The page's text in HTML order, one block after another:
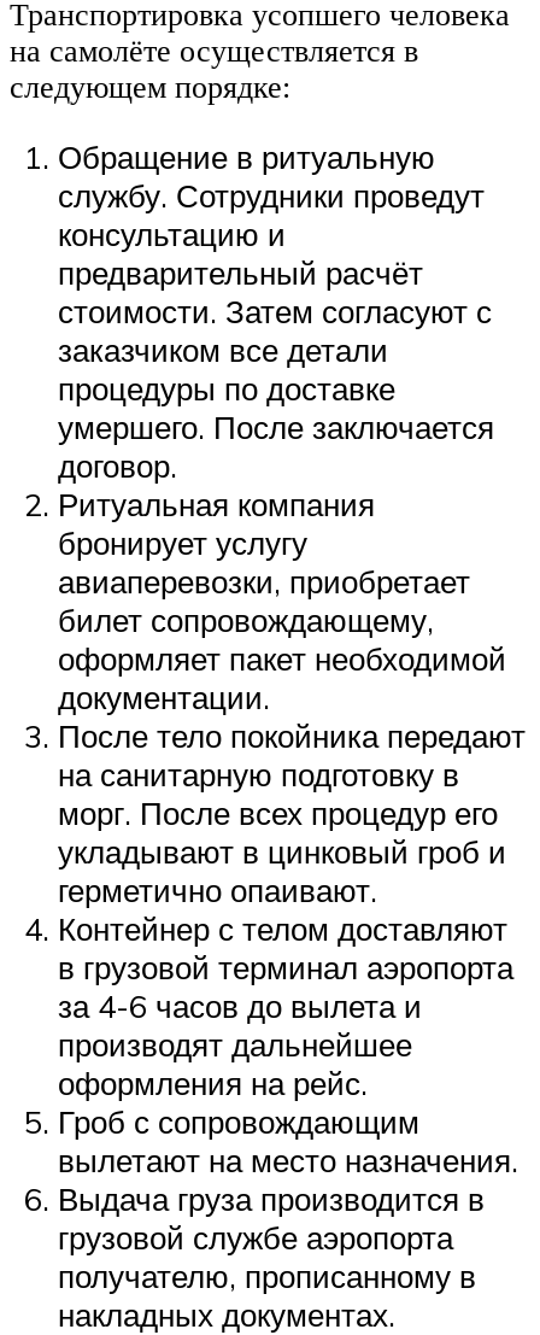
Транспортировка усопшего человека
на самолёте осуществляется в
следующем порядке:
Обращение в ритуальную
службу. Сотрудники проведут
консультацию и
предварительный расчёт
стоимости. Затем согласуют с
заказчиком все детали
процедуры по доставке
умершего. После заключается
договор.
Ритуальная компания
бронирует услугу
авиаперевозки, приобретает
билет сопровождающему,
оформляет пакет необходимой
документации.
После тело покойника передают
на санитарную подготовку в
морг. После всех процедур его
укладывают в цинковый гроб и
герметично опаивают.
Контейнер с телом доставляют
в грузовой терминал аэропорта
за 4-6 часов до вылета и
производят дальнейшее
оформления на рейс.
Гроб с сопровождающим
вылетают на место назначения.
Выдача груза производится в
грузовой службе аэропорта
получателю, прописанному в
накладных документах.